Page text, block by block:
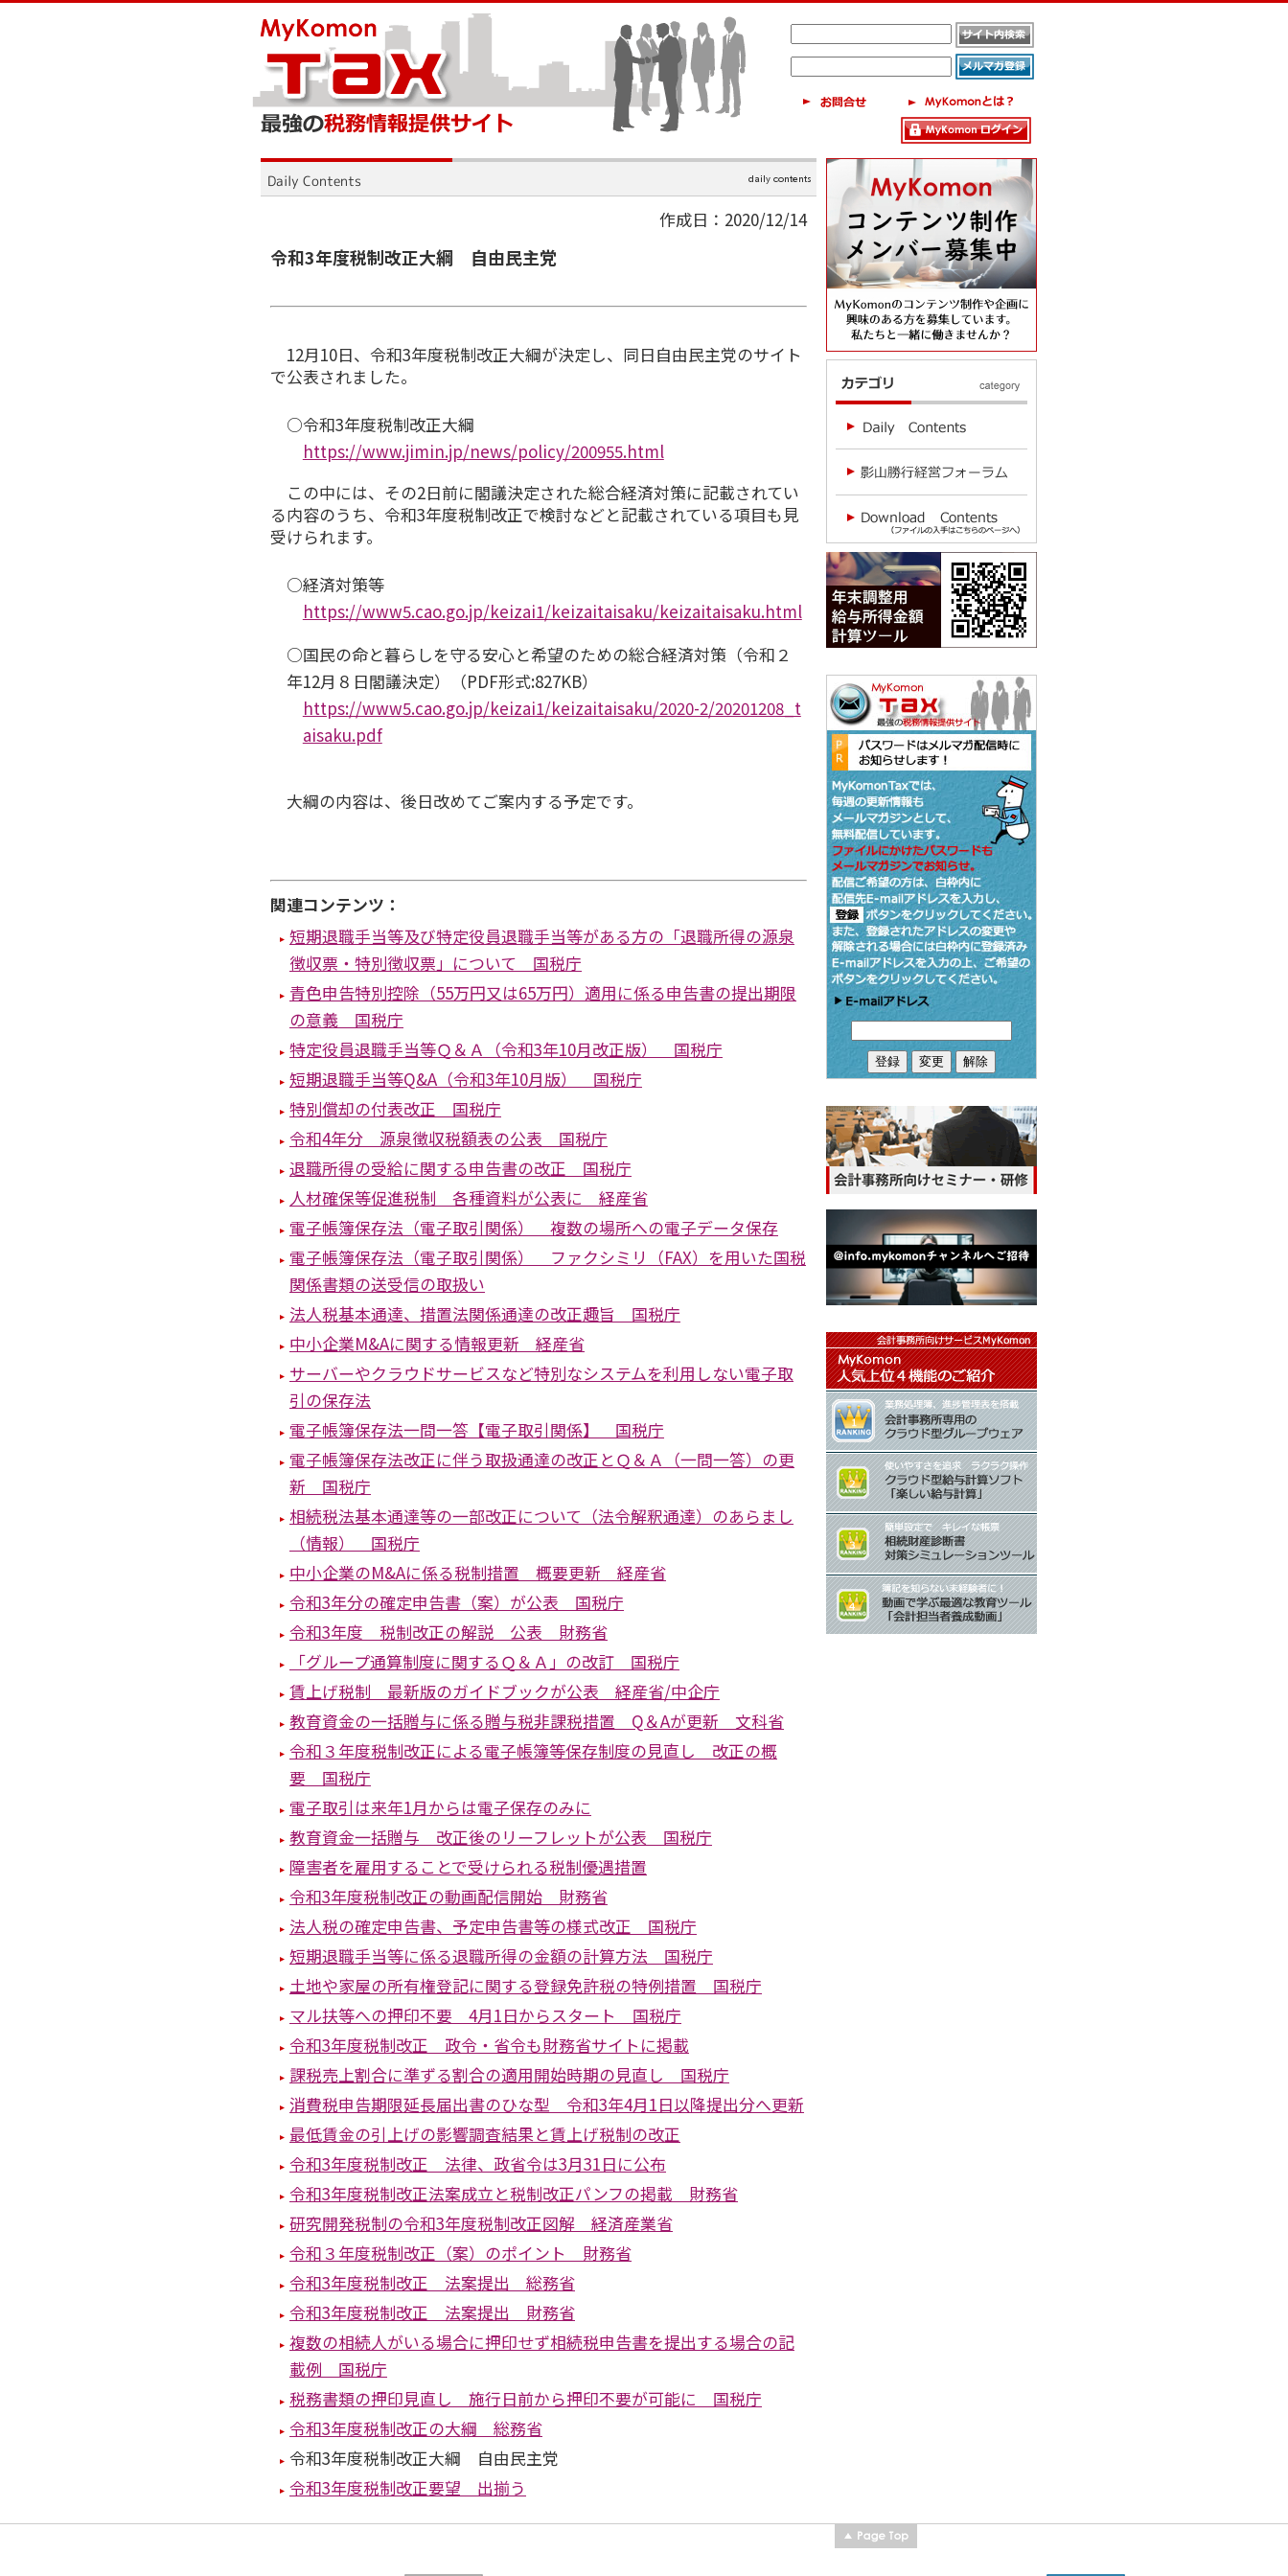
作成日：2020/12/14
令和3年度税制改正大綱 自由民主党
12月10日、令和3年度税制改正大綱が決定し、同日自由民主党のサイト
で公表されました。
○令和3年度税制改正大綱
https://www.jimin.jp/news/policy/200955.html
この中には、その2日前に閣議決定された総合経済対策に記載されてい
る内容のうち、令和3年度税制改正で検討などと記載されている項目も見
受けられます。
○経済対策等
https://www5.cao.go.jp/keizai1/keizaitaisaku/keizaitaisaku.html
○国民の命と暮らしを守る安心と希望のための総合経済対策（令和２
年12月８日閣議決定）（PDF形式:827KB）
https://www5.cao.go.jp/keizai1/keizaitaisaku/2020-2/20201208_t
aisaku.pdf
大綱の内容は、後日改めてご案内する予定です。
関連コンテンツ：
短期退職手当等及び特定役員退職手当等がある方の「退職所得の源泉
徴収票・特別徴収票」について 国税庁
青色申告特別控除（55万円又は65万円）適用に係る申告書の提出期限
の意義 国税庁
特定役員退職手当等Ｑ＆Ａ（令和3年10月改正版） 国税庁
短期退職手当等Q&A（令和3年10月版） 国税庁
特別償却の付表改正 国税庁
令和4年分 源泉徴収税額表の公表 国税庁
退職所得の受給に関する申告書の改正 国税庁
人材確保等促進税制 各種資料が公表に 経産省
電子帳簿保存法（電子取引関係） 複数の場所への電子データ保存
電子帳簿保存法（電子取引関係） ファクシミリ（FAX）を用いた国税
関係書類の送受信の取扱い
法人税基本通達、措置法関係通達の改正趣旨 国税庁
中小企業M&Aに関する情報更新 経産省
サーバーやクラウドサービスなど特別なシステムを利用しない電子取
引の保存法
電子帳簿保存法一問一答【電子取引関係】 国税庁
電子帳簿保存法改正に伴う取扱通達の改正とＱ＆Ａ（一問一答）の更
新 国税庁
相続税法基本通達等の一部改正について（法令解釈通達）のあらまし
（情報） 国税庁
中小企業のM&Aに係る税制措置 概要更新 経産省
令和3年分の確定申告書（案）が公表 国税庁
令和3年度 税制改正の解説 公表 財務省
「グループ通算制度に関するＱ＆Ａ」の改訂 国税庁
賃上げ税制 最新版のガイドブックが公表 経産省/中企庁
教育資金の一括贈与に係る贈与税非課税措置 Q＆Aが更新 文科省
令和３年度税制改正による電子帳簿等保存制度の見直し 改正の概
要 国税庁
電子取引は来年1月からは電子保存のみに
教育資金一括贈与 改正後のリーフレットが公表 国税庁
障害者を雇用することで受けられる税制優遇措置
令和3年度税制改正の動画配信開始 財務省
法人税の確定申告書、予定申告書等の様式改正 国税庁
短期退職手当等に係る退職所得の金額の計算方法 国税庁
土地や家屋の所有権登記に関する登録免許税の特例措置 国税庁
マル扶等への押印不要 4月1日からスタート 国税庁
令和3年度税制改正 政令・省令も財務省サイトに掲載
課税売上割合に準ずる割合の適用開始時期の見直し 国税庁
消費税申告期限延長届出書のひな型 令和3年4月1日以降提出分へ更新
最低賃金の引上げの影響調査結果と賃上げ税制の改正
令和3年度税制改正 法律、政省令は3月31日に公布
令和3年度税制改正法案成立と税制改正パンフの掲載 財務省
研究開発税制の令和3年度税制改正図解 経済産業省
令和３年度税制改正（案）のポイント 財務省
令和3年度税制改正 法案提出 総務省
令和3年度税制改正 法案提出 財務省
複数の相続人がいる場合に押印せず相続税申告書を提出する場合の記
載例 国税庁
税務書類の押印見直し 施行日前から押印不要が可能に 国税庁
令和3年度税制改正の大綱 総務省
令和3年度税制改正大綱 自由民主党
令和3年度税制改正要望 出揃う